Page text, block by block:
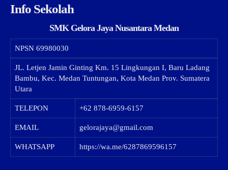
Info Sekolah
SMK Gelora Jaya Nusantara Medan
NPSN 69980030
JL. Letjen Jamin Ginting Km. 15 Lingkungan I, Baru Ladang
Bambu, Kec. Medan Tuntungan, Kota Medan Prov. Sumatera
Utara
TELEPON +62 878-6959-6157
EMAIL gelorajaya@gmail.com
WHATSAPP https://wa.me/6287869596157